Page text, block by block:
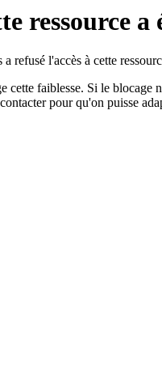
ressource a
refusé l'accès à cette
cette faiblesse. Si le
pour qu'on puisse